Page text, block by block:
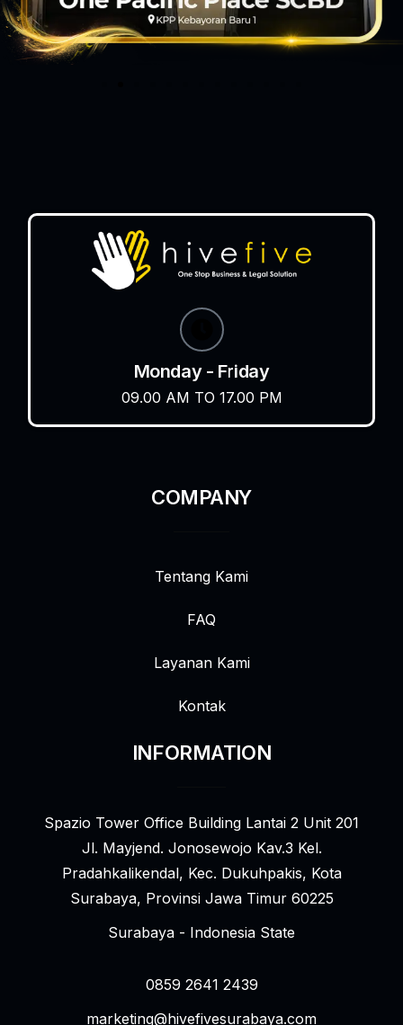
Monday - Friday
09.00 AM TO 17.00 PM
COMPANY
Tentang Kami
FAQ
Layanan Kami
Kontak
INFORMATION
Spazio Tower Office Building Lantai 2 Unit 201
Jl. Mayjend. Jonosewojo Kav.3 Kel.
Pradahkalikendal, Kec. Dukuhpakis, Kota
Surabaya, Provinsi Jawa Timur 60225
Surabaya - Indonesia State
0859 2641 2439
marketing@hivefivesurabaya.com